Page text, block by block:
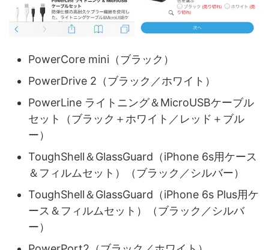
PowerCore mini（ブラック）
PowerDrive 2（ブラック／ホワイト）
PowerLine ライトニング＆MicroUSBケーブル
セット（ブラック＋ホワイト／レッド＋ブル
ー）
ToughShell＆GlassGuard（iPhone 6s用ケース
＆フィルムセット）（ブラック／シルバー）
ToughShell＆GlassGuard（iPhone 6s Plus用ケ
ース＆フィルムセット）（ブラック／シルバ
ー）